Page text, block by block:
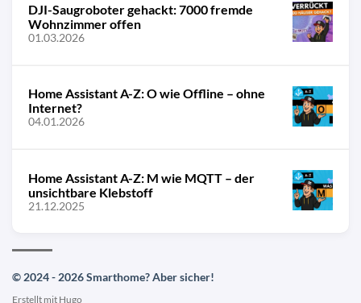
DJI-Saugroboter gehackt: 7000 fremde
Wohnzimmer offen
01.03.2026
Home Assistant A-Z: O wie Offline – ohne
Internet?
04.01.2026
Home Assistant A-Z: M wie MQTT – der
unsichtbare Klebstoff
21.12.2025
© 2024 - 2026 Smarthome? Aber sicher!
Erstellt mit Hugo